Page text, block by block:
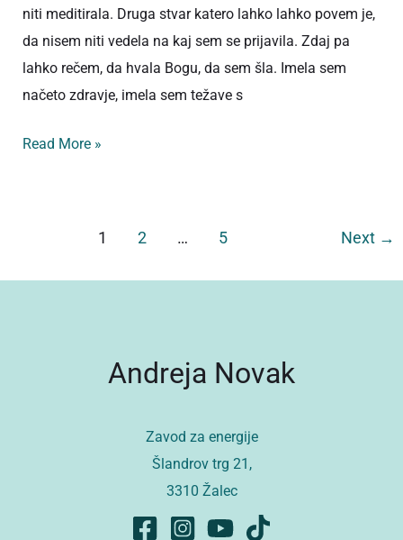
niti meditirala. Druga stvar katero lahko lahko povem je,
da nisem niti vedela na kaj sem se prijavila. Zdaj pa
lahko rečem, da hvala Bogu, da sem šla. Imela sem
načeto zdravje, imela sem težave s
Read More »
1 2 … 5 Next →
Andreja Novak
Zavod za energije
Šlandrov trg 21,
3310 Žalec